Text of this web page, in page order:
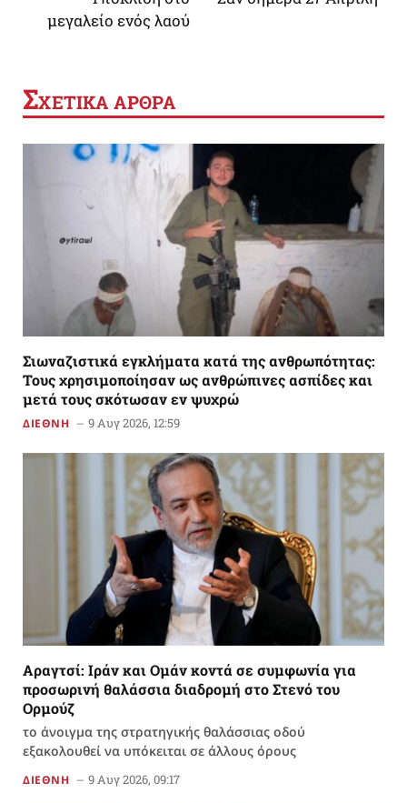
μεγαλείο ενός λαού
ΣΧΕΤΙΚΑ ΑΡΘΡΑ
Σιωναζιστικά εγκλήματα κατά της ανθρωπότητας:
Τους χρησιμοποίησαν ως ανθρώπινες ασπίδες και
μετά τους σκότωσαν εν ψυχρώ
ΔΙΕΘΝΗ 9 Αυγ 2026, 12:59
Αραγτσί: Ιράν και Ομάν κοντά σε συμφωνία για
προσωρινή θαλάσσια διαδρομή στο Στενό του
Ορμούζ
το άνοιγμα της στρατηγικής θαλάσσιας οδού
εξακολουθεί να υπόκειται σε άλλους όρους
ΔΙΕΘΝΗ 9 Αυγ 2026, 09:17